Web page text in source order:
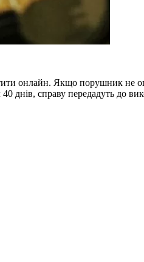
онлайн. Якщо порушник не
днів, справу передадуть до